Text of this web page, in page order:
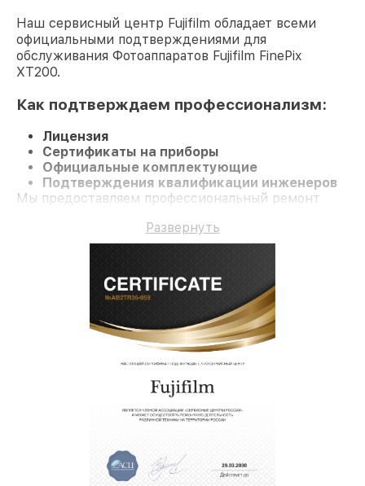
Наш сервисный центр Fujifilm обладает всеми
официальными подтверждениями для
обслуживания Фотоаппаратов Fujifilm FinePix
XT200.
Как подтверждаем профессионализм:
Лицензия
Сертификаты на приборы
Официальные комплектующие
Подтверждения квалификации инженеров
Мы предоставляем профессиональный ремонт
Развернуть